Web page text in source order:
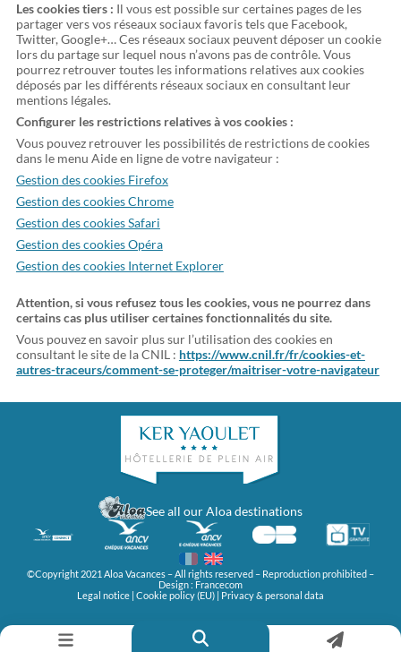
Les cookies tiers : Il vous est possible sur certaines pages de les
partager vers vos réseaux sociaux favoris tels que Facebook,
Twitter, Google+… Ces réseaux sociaux peuvent déposer un cookie
lors du partage sur lequel nous n’avons pas de contrôle. Vous
pourrez retrouver toutes les informations relatives aux cookies
déposés par les différents réseaux sociaux en consultant leur
mentions légales.
Configurer les restrictions relatives à vos cookies :
Vous pouvez retrouver les possibilités de restrictions de cookies
dans le menu Aide en ligne de votre navigateur :
Gestion des cookies Firefox
Gestion des cookies Chrome
Gestion des cookies Safari
Gestion des cookies Opéra
Gestion des cookies Internet Explorer
Attention, si vous refusez tous les cookies, vous ne pourrez dans
certains cas plus utiliser certaines fonctionnalités du site.
Vous pouvez en savoir plus sur l’utilisation des cookies en
consultant le site de la CNIL : https://www.cnil.fr/fr/cookies-et-
autres-traceurs/comment-se-proteger/maitriser-votre-navigateur
See all our Aloa destinations
©Copyright 2021 Aloa Vacances – All rights reserved – Reproduction prohibited –
Design : Francecom
Legal notice Cookie policy (EU) Privacy & personal data